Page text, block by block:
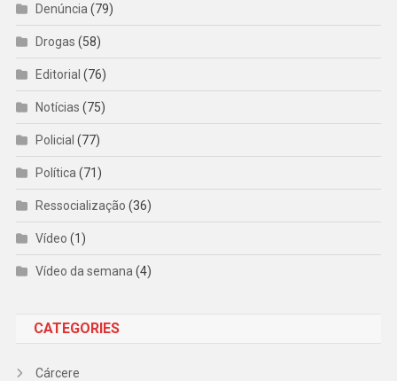
Denúncia (79)
Drogas (58)
Editorial (76)
Notícias (75)
Policial (77)
Política (71)
Ressocialização (36)
Vídeo (1)
Vídeo da semana (4)
CATEGORIES
Cárcere